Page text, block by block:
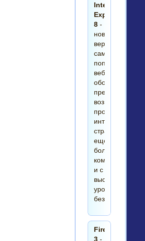
Internet
Explorer
8 -
новая
версия
самого
популярного
веб-
обозревателя,
возможность
просматривать
интернет-
страницы
еще
более
комфортно
и с
высоким
уровнем
безопасности.
Firefox
3 -